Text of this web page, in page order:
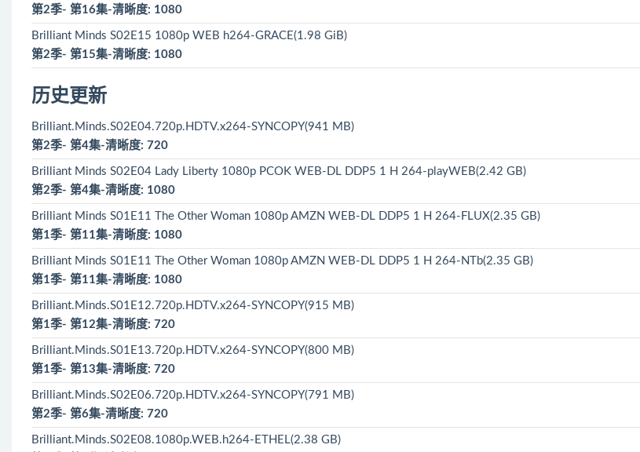
第2季- 第16集-清晰度: 1080
Brilliant Minds S02E15 1080p WEB h264-GRACE(1.98 GiB)
第2季- 第15集-清晰度: 1080
历史更新
Brilliant.Minds.S02E04.720p.HDTV.x264-SYNCOPY(941 MB)
第2季- 第4集-清晰度: 720
Brilliant Minds S02E04 Lady Liberty 1080p PCOK WEB-DL DDP5 1 H 264-playWEB(2.42 GB)
第2季- 第4集-清晰度: 1080
Brilliant Minds S01E11 The Other Woman 1080p AMZN WEB-DL DDP5 1 H 264-FLUX(2.35 GB)
第1季- 第11集-清晰度: 1080
Brilliant Minds S01E11 The Other Woman 1080p AMZN WEB-DL DDP5 1 H 264-NTb(2.35 GB)
第1季- 第11集-清晰度: 1080
Brilliant.Minds.S01E12.720p.HDTV.x264-SYNCOPY(915 MB)
第1季- 第12集-清晰度: 720
Brilliant.Minds.S01E13.720p.HDTV.x264-SYNCOPY(800 MB)
第1季- 第13集-清晰度: 720
Brilliant.Minds.S02E06.720p.HDTV.x264-SYNCOPY(791 MB)
第2季- 第6集-清晰度: 720
Brilliant.Minds.S02E08.1080p.WEB.h264-ETHEL(2.38 GB)